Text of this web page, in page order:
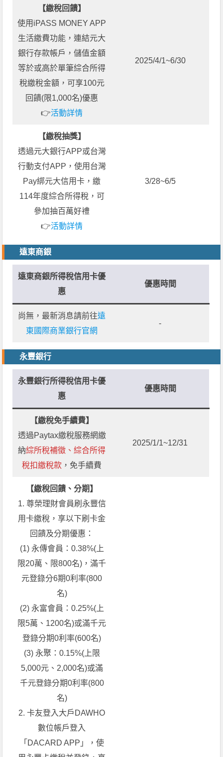
【繳稅回饋】
使用iPASS MONEY APP
生活繳費功能，連結元大
銀行存款帳戶，儲值金額
等於或高於單筆綜合所得
稅繳稅金額，可享100元
回饋(限1,000名)優惠
👉活動詳情
2025/4/1~6/30
【繳稅抽獎】
透過元大銀行APP或台灣
行動支付APP，使用台灣
Pay綁元大信用卡，繳
114年度綜合所得稅，可
參加抽百萬好禮
👉活動詳情
3/28~6/5
遠東商銀
遠東商銀所得稅信用卡優
惠
優惠時間
尚無，最新消息請前往遠
東國際商業銀行官網
-
永豐銀行
永豐銀行所得稅信用卡優
惠
優惠時間
【繳稅免手續費】
透過Paytax繳稅服務網繳
納綜所稅補徵、綜合所得
稅扣繳稅款 ，免手續費
2025/1/1~12/31
【繳稅回饋、分期】
1. 尊榮理財會員刷永豐信
用卡繳稅，享以下刷卡金
回饋及分期優惠：
(1) 永傳會員：0.38%(上
限20萬、限800名)，滿千
元登錄分6期0利率(800
名)
(2) 永富會員：0.25%(上
限5萬、1200名)或滿千元
登錄分期0利率(600名)
(3) 永聚：0.15%(上限
5,000元、2,000名)或滿
千元登錄分期0利率(800
名)
2. 卡友登入大戶DAWHO
數位帳戶登入
「DACARD APP」，使